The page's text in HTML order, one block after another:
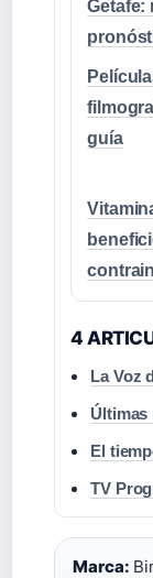
Getafe:
guía
4
La Voz
Últimas
El
TV
Marca: